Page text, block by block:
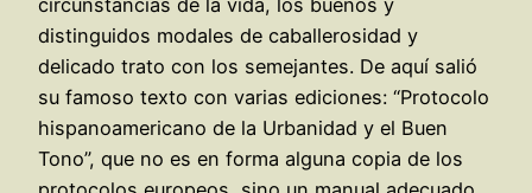
distinguidos modales de caballerosidad y
delicado trato con los semejantes. De aquí salió
su famoso texto con varias ediciones: “Protocolo
hispanoamericano de la Urbanidad y el Buen
Tono”, que no es en forma alguna copia de los